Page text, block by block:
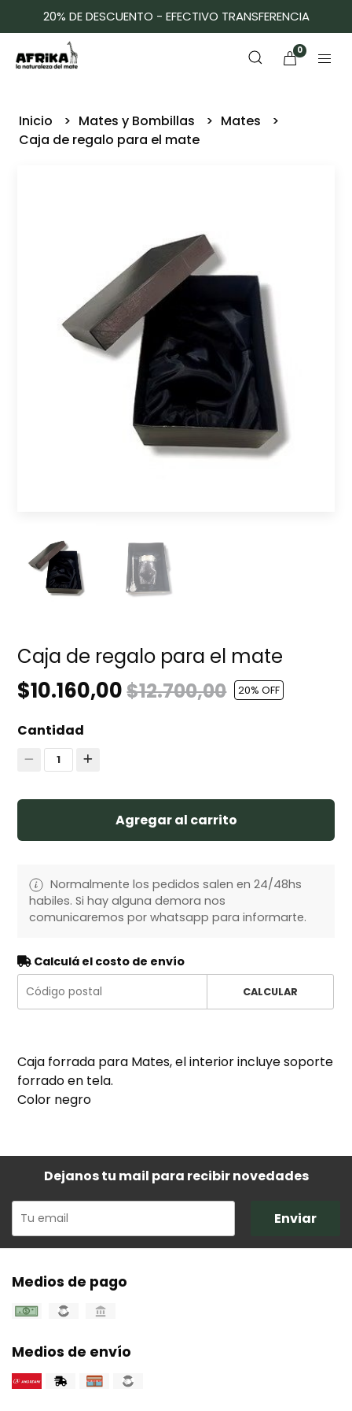
20% DE DESCUENTO - EFECTIVO TRANSFERENCIA
0
Inicio Mates y Bombillas
Mates
Caja de regalo para el mate
Caja de regalo para el mate
$10.160,00$12.700,00 20% OFF
Cantidad
1
Agregar al carrito
Normalmente los pedidos salen en 24/48hs
habiles. Si hay alguna demora nos
comunicaremos por whatsapp para informarte.
Calculá el costo de envío
CALCULAR
Caja forrada para Mates, el interior incluye soporte
forrado en tela.
Color negro
Dejanos tu mail para recibir novedades
Enviar
Medios de pago
Medios de envío